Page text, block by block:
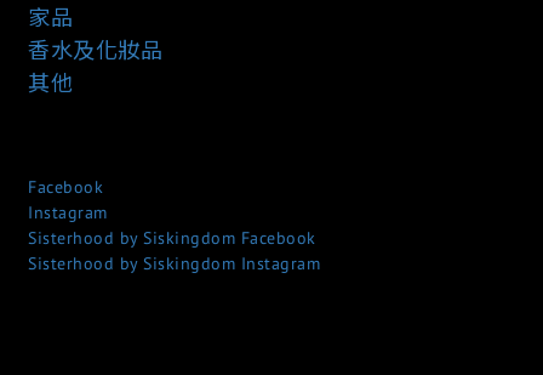
家品
香水及化妝品
其他
Facebook
Instagram
Sisterhood by Siskingdom Facebook
Sisterhood by Siskingdom Instagram